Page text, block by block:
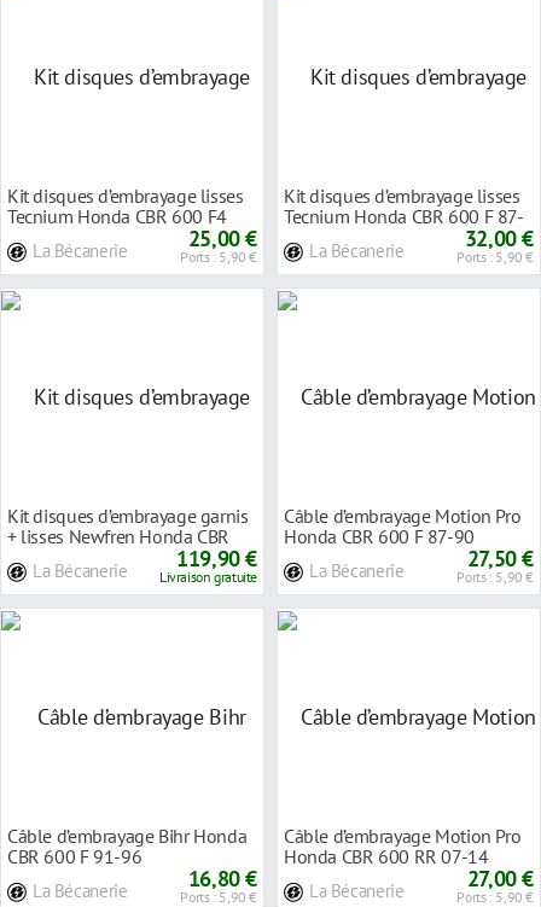
Kit disques d’embrayage lisses
Tecnium Honda CBR 600 F4
La Bécanerie 25,00 €
Ports : 5,90 €
Kit disques d’embrayage lisses
Tecnium Honda CBR 600 F 87-
La Bécanerie 32,00 €
Ports : 5,90 €
Kit disques d’embrayage garnis
+ lisses Newfren Honda CBR
La Bécanerie 119,90 €
Livraison gratuite
Câble d’embrayage Motion Pro
Honda CBR 600 F 87-90
La Bécanerie 27,50 €
Ports : 5,90 €
Câble d’embrayage Bihr Honda
CBR 600 F 91-96
La Bécanerie 16,80 €
Ports : 5,90 €
Câble d’embrayage Motion Pro
Honda CBR 600 RR 07-14
La Bécanerie 27,00 €
Ports : 5,90 €